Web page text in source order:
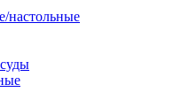
настольные